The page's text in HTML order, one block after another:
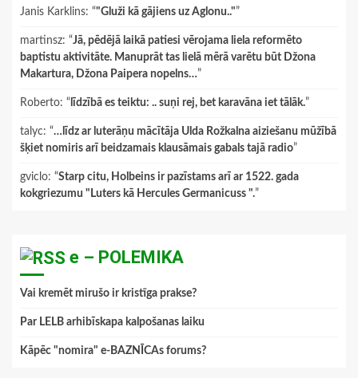
Janis Karklins: “"Gluži kā gājiens uz Aglonu.."”
martinsz: “Jā, pēdējā laikā patiesi vērojama liela reformēto
baptistu aktivitāte. Manuprāt tas lielā mērā varētu būt Džona
Makartura, Džona Paipera nopelns…”
Roberto: “ līdzībā es teiktu: .. suņi rej, bet karavāna iet tālāk.”
talyc: “…līdz ar luterāņu mācītāja Ulda Rožkalna aiziešanu mūžībā
šķiet nomiris arī beidzamais klausāmais gabals tajā radio”
gviclo: “Starp citu, Holbeins ir pazīstams arī ar 1522. gada
kokgriezumu "Luters kā Hercules Germanicuss ".”
e – POLEMIKA
Vai kremēt mirušo ir kristīga prakse?
Par LELB arhibīskapa kalpošanas laiku
Kāpēc "nomira" e-BAZNĪCAs forums?